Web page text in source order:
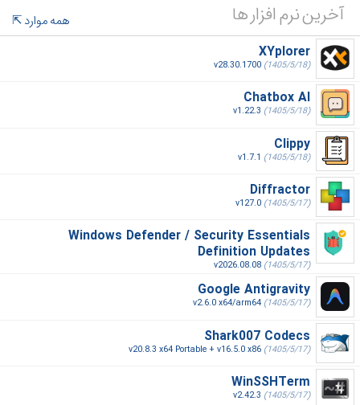
آخرین نرم افزار ها
همه موارد
XYplorer
v28.30.1700 (1405/5/18)
Chatbox AI
v1.22.3 (1405/5/18)
Clippy
v1.7.1 (1405/5/18)
Diffractor
v127.0 (1405/5/17)
Windows Defender / Security Essentials
Definition Updates
v2026.08.08 (1405/5/17)
Google Antigravity
v2.6.0 x64/arm64 (1405/5/17)
Shark007 Codecs
v20.8.3 x64 Portable + v16.5.0 x86 (1405/5/17)
WinSSHTerm
v2.42.3 (1405/5/17)